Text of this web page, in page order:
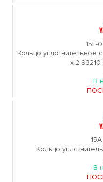
15F-
Кольцо уплотнительное
х 2
В
Кольцо
В